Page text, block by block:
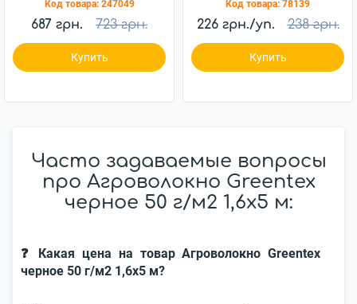
Код товара: 247049
687 грн. 723 грн.
Купить
Код товара: 78139
226 грн./уп. 238 грн.
Купить
Часто задаваемые вопросы
про Агроволокно Greentex
черное 50 г/м2 1,6x5 м:
❓ Какая цена на товар Агроволокно Greentex
черное 50 г/м2 1,6x5 м?